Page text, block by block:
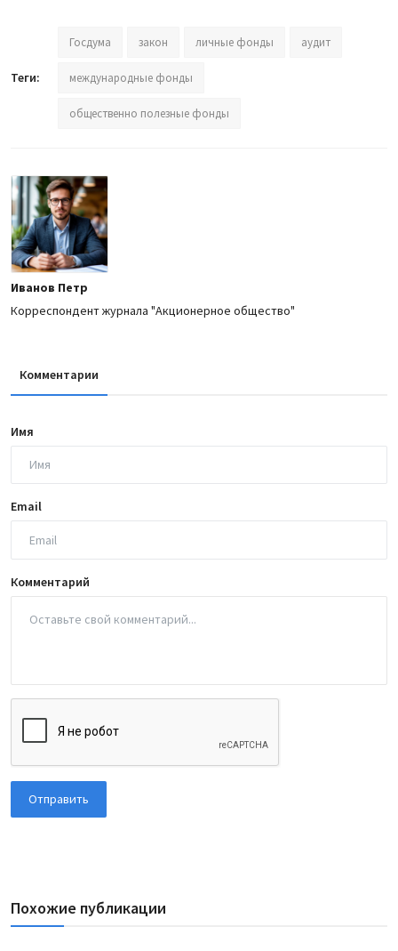
Теги:
Госдума закон личные фонды аудит
международные фонды
общественно полезные фонды
Иванов Петр
Корреспондент журнала "Акционерное общество"
Комментарии
Имя
Email
Комментарий
Отправить
Похожие публикации